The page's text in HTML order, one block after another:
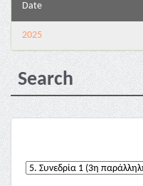
Date
2025
Search